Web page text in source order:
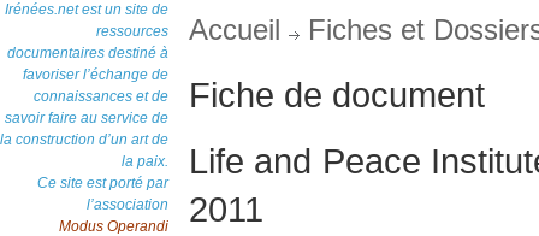
Irénées.net est un site de
ressources
documentaires destiné à
favoriser l’échange de
connaissances et de
savoir faire au service de
la construction d’un art de
la paix.
Ce site est porté par
l’association
Modus Operandi
Accueil Fiches et
Fiche de document
Life and Peace
2011